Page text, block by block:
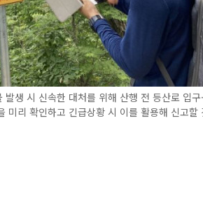
생 시 신속한 대처를 위해 산행 전 등산로 입구
미리 확인하고 긴급상황 시 이를 활용해 신고할